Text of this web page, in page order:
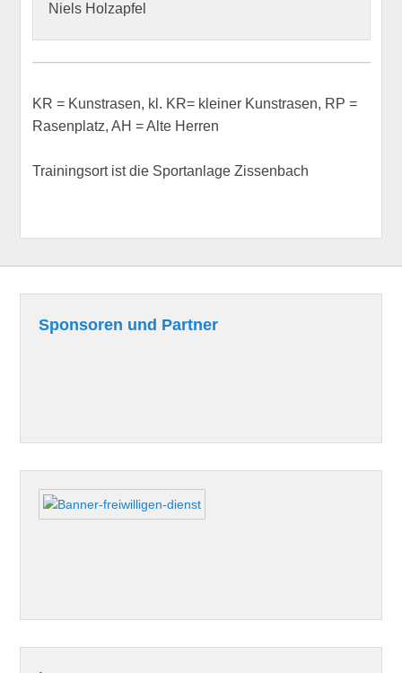
Niels Holzapfel
KR = Kunstrasen, kl. KR= kleiner Kunstrasen, RP =
Rasenplatz, AH = Alte Herren
Trainingsort ist die Sportanlage Zissenbach
Sponsoren und Partner